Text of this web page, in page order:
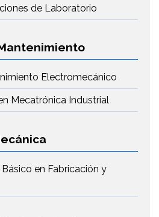
de Laboratorio
Electromecánico
Mecatrónica Industrial
en Fabricación y